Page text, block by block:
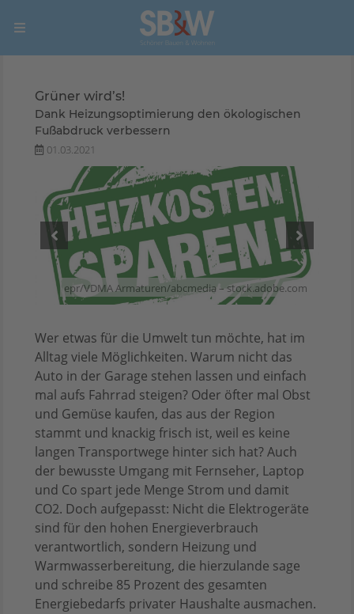
Grüner wird’s!
Dank Heizungsoptimierung den ökologischen
Fußabdruck verbessern
01.03.2021
epr/VDMA Armaturen/abcmedia – stock.adobe.com
Wer etwas für die Umwelt tun möchte, hat im
Alltag viele Möglichkeiten. Warum nicht das
Auto in der Garage stehen lassen und einfach
mal aufs Fahrrad steigen? Oder öfter mal Obst
und Gemüse kaufen, das aus der Region
stammt und knackig frisch ist, weil es keine
langen Transportwege hinter sich hat? Auch
der bewusste Umgang mit Fernseher, Laptop
und Co spart jede Menge Strom und damit
CO2. Doch aufgepasst: Nicht die Elektrogeräte
sind für den hohen Energieverbrauch
verantwortlich, sondern Heizung und
Warmwasserbereitung, die hierzulande sage
und schreibe 85 Prozent des gesamten
Energiebedarfs privater Haushalte ausmachen.